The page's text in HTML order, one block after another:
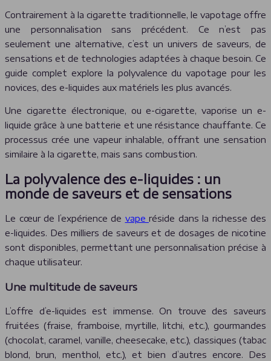
Contrairement à la cigarette traditionnelle, le vapotage offre
une personnalisation sans précédent. Ce n’est pas
seulement une alternative, c’est un univers de saveurs, de
sensations et de technologies adaptées à chaque besoin. Ce
guide complet explore la polyvalence du vapotage pour les
novices, des e-liquides aux matériels les plus avancés.
Une cigarette électronique, ou e-cigarette, vaporise un e-
liquide grâce à une batterie et une résistance chauffante. Ce
processus crée une vapeur inhalable, offrant une sensation
similaire à la cigarette, mais sans combustion.
La polyvalence des e-liquides : un
monde de saveurs et de sensations
Le cœur de l’expérience de vape réside dans la richesse des
e-liquides. Des milliers de saveurs et de dosages de nicotine
sont disponibles, permettant une personnalisation précise à
chaque utilisateur.
Une multitude de saveurs
L’offre d’e-liquides est immense. On trouve des saveurs
fruitées (fraise, framboise, myrtille, litchi, etc.), gourmandes
(chocolat, caramel, vanille, cheesecake, etc.), classiques (tabac
blond, brun, menthol, etc.), et bien d’autres encore. Des